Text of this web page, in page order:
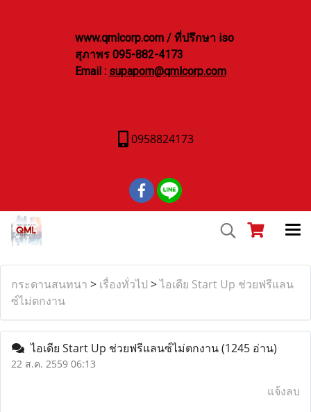
www.qmlcorp.com / ที่ปรึกษา iso
สุภาพร 095-882-4173
Email : supaporn@qmlcorp.com
0958824173
กระดานสนทนา > เรื่องทั่วไป >ไอเดีย Start Up ช่วยฟรีแลน
ซ์ไม่ตกงาน
ไอเดีย Start Up ช่วยฟรีแลนซ์ไม่ตกงาน(1245 อ่าน)
22 ส.ค. 2559 06:13
แจ้งลบ